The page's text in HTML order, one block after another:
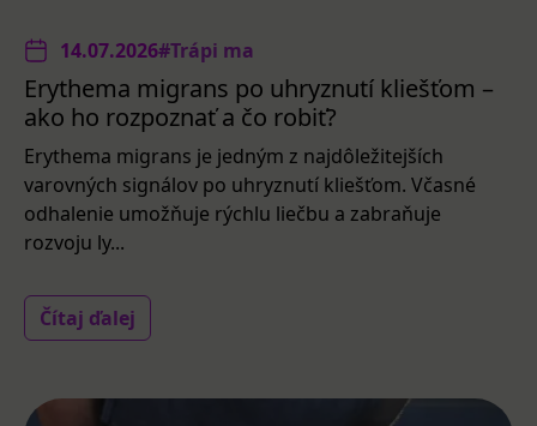
14.07.2026#Trápi ma
Erythema migrans po uhryznutí kliešťom –
ako ho rozpoznať a čo robiť?
Erythema migrans je jedným z najdôležitejších
varovných signálov po uhryznutí kliešťom. Včasné
odhalenie umožňuje rýchlu liečbu a zabraňuje
rozvoju ly...
Čítaj ďalej